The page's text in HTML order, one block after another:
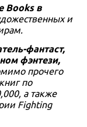
Books в
и
фантаст,
фэнтези,
прочего
по
а также
Fighting